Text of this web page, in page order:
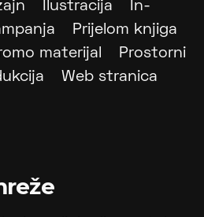
Ilustracija
In-
Prijelom knjiga
materijal
Prostorni
Web stranica